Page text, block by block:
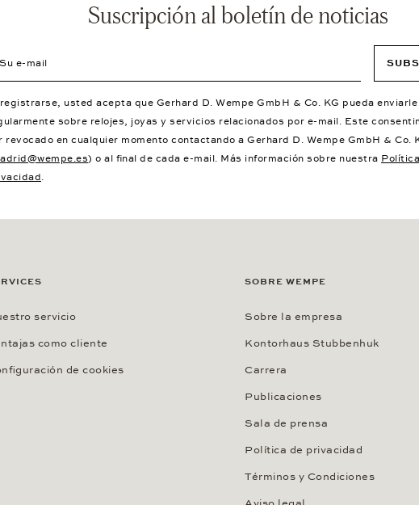
Suscripción al boletín de noticias
usted acepta que Gerhard D. Wempe GmbH & Co. KG pueda
sobre relojes, joyas y servicios relacionados por e-mail. Este
revocado en cualquier momento contactando a Gerhard D. Wempe GmbH & Co.
) o al final de cada e-mail. Más información sobre nuestra
.
servicio
como cliente
de cookies
SOBRE WEMPE
Sobre la empresa
Kontorhaus Stubbenhuk
Carrera
Publicaciones
Sala de prensa
Política de privacidad
Términos y Condiciones